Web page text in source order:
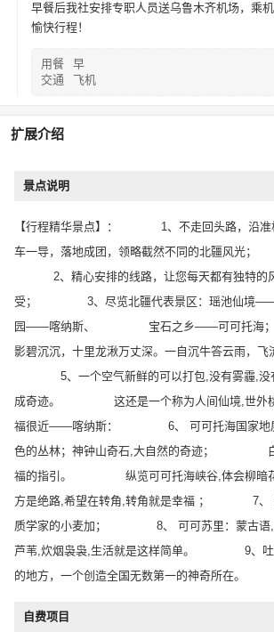
早餐后我社安排专职人员送乌鲁木齐机场，乘
愉快行程！
用餐
早
交通
飞机
扩展介绍
景点说明
【行程精华景点】： 1、不走回头路，沿准
车一导，落地成团，领略截然不同的北疆风光；
2、精心安排的线路，让您每天都有独特的
受； 3、尽览北疆代表景区：瑶池仙境——
园——喀纳斯、 宝石之乡——可可托
影碧沉沉，十里龙湫万丈深。一自沉牛答云雨，飞
5、一个空气新鲜的可以打包,没有雾霾,没
成奇迹。 这还是一个称为人间仙境,世外桃
福很近——喀纳斯： 6、 可可托海国家地质
色的丛林；神钟山奇石,大自然的奇迹； 白
福的指引。 纵览可可托海峡谷,体会柳暗花
方是绝路,希望在转角,转角就是幸福 ； 7、
质学家的小麦加； 8、 可可苏里：蒙古语,
芦苇,炊烟袅袅,生活就是这样简单。 9、吐
的地方，一个创造全国无数第一的神奇所在。
自费项目